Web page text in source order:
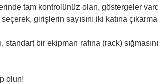
tam kontrolünüz olan, göstergeler
girişlerin sayısını iki katına
bir ekipman rafına (rack)
olun!